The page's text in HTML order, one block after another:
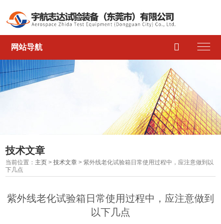
网站导航 
技术文章
当前位置： 主页 >技术文章 > 紫外线老化试验箱日常使用过程中，应注意做到以
下几点
紫外线老化试验箱日常使用过程中，应注意做到
以下几点